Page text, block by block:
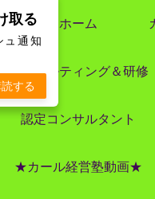
ホーム
コンサルティング＆研修
認定コンサルタント
★カール経営塾動画★
取る
通知
する